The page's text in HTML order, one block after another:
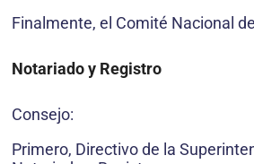
Finalmente, el Comité Nacional
Notariado y Registro
Consejo:
Primero, Directivo de la